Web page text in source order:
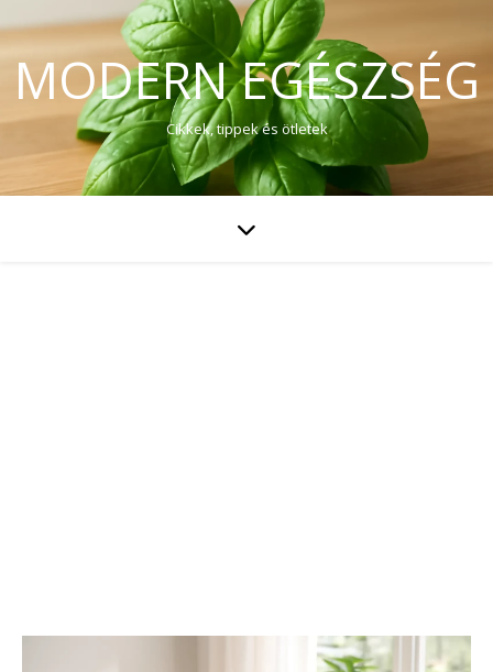
MODERN EGÉSZSÉG
Cikkek, tippek és ötletek